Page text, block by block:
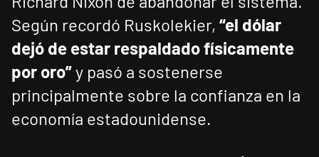
Según recordó Ruskolekier, “el dólar
dejó de estar respaldado físicamente
por oro”y pasó a sostenerse
principalmente sobre la confianza en la
economía estadounidense.